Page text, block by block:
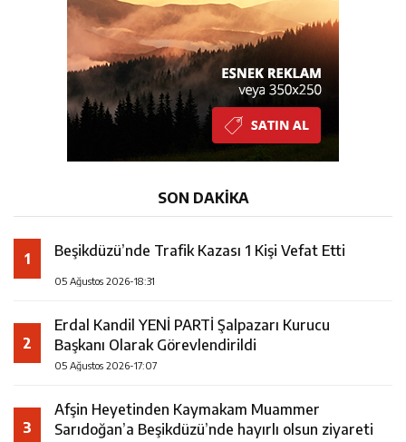
SON DAKİKA
1 Beşikdüzü’nde Trafik Kazası 1 Kişi Vefat Etti
05 Ağustos 2026-18:31
2
Erdal Kandil YENİ PARTİ Şalpazarı Kurucu
Başkanı Olarak Görevlendirildi
05 Ağustos 2026-17:07
3
Afşin Heyetinden Kaymakam Muammer
Sarıdoğan’a Beşikdüzü’nde hayırlı olsun ziyareti